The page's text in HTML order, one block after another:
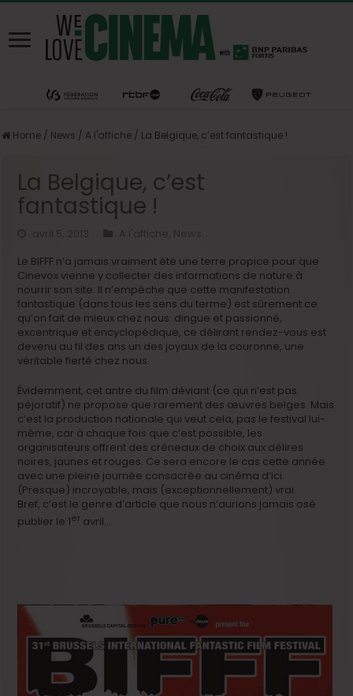
Home / News / A l'affiche / La Belgique, c’est fantastique !
La Belgique, c’est
fantastique !
A l'affiche News
Le BIFFF n’a jamais vraiment été une terre propice pour que
Cinevox vienne y collecter des informations de nature à
nourrir son site. Il n’empêche que cette manifestation
fantastique (dans tous les sens du terme) est sûrement ce
qu’on fait de mieux chez nous: dingue et passionné,
excentrique et encyclopédique, ce délirant rendez-vous est
devenu au fil des ans un des joyaux de la couronne, une
véritable fierté chez nous.
Évidemment, cet antre du film déviant (ce qui n’est pas
péjoratif) ne propose que rarement des œuvres belges. Mais
c’est la production nationale qui veut cela, pas le festival lui-
même, car à chaque fois que c’est possible, les
organisateurs offrent des créneaux de choix aux délires
noires, jaunes et rouges. Ce sera encore le cas cette année
avec une pleine journée consacrée au cinéma d’ici.
(Presque) incroyable, mais (exceptionnellement) vrai.
Bref, c’est le genre d’article que nous n’aurions jamais osé
publier le 1er avril…